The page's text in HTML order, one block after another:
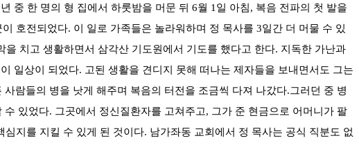
중 한 명의 형 집에서 하룻밤을 머문 뒤 6월 1일 아침, 복음 전파의 첫 발을
호전되었다. 이 일로 가족들은 놀라워하며 정 목사를 3일간 더 머물 수 있
치고 생활하면서 삼각산 기도원에서 기도를 했다고 한다. 지독한 가난과
일상이 되었다. 고된 생활을 견디지 못해 떠나는 제자들을 보내면서도 그는
사람들의 병을 낫게 해주며 복음의 터전을 조금씩 다져 나갔다.그러던 중 병
있었다. 그곳에서 정신질환자를 고쳐주고, 그가 준 현금으로 어머니가 팔
지를 지킬 수 있게 된 것이다. 남가좌동 교회에서 정 목사는 공식 직분도 없